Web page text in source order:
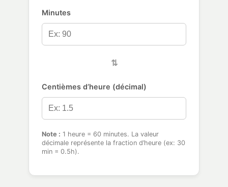
Minutes
⇅
Centièmes d’heure (décimal)
Note : 1 heure = 60 minutes. La valeur
décimale représente la fraction d’heure (ex: 30
min = 0.5h).